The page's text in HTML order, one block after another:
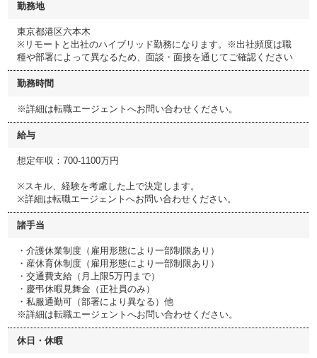
勤務地
東京都港区六本木
※リモートと出社のハイブリッド勤務になります。※出社頻度は職
種や部署によって異なるため、面談・面接を通じてご確認ください
勤務時間
※詳細は転職エージェントへお問い合わせください。
給与
想定年収：700-1100万円
※スキル、経験を考慮した上で決定します。
※詳細は転職エージェントへお問い合わせください。
諸手当
・介護休業制度（雇用形態により一部制限あり）
・産休育休制度（雇用形態により一部制限あり）
・交通費支給（月上限5万円まで）
・慶弔休暇見舞金（正社員のみ）
・私服通勤可（部署により異なる）他
※詳細は転職エージェントへお問い合わせください。
休日・休暇